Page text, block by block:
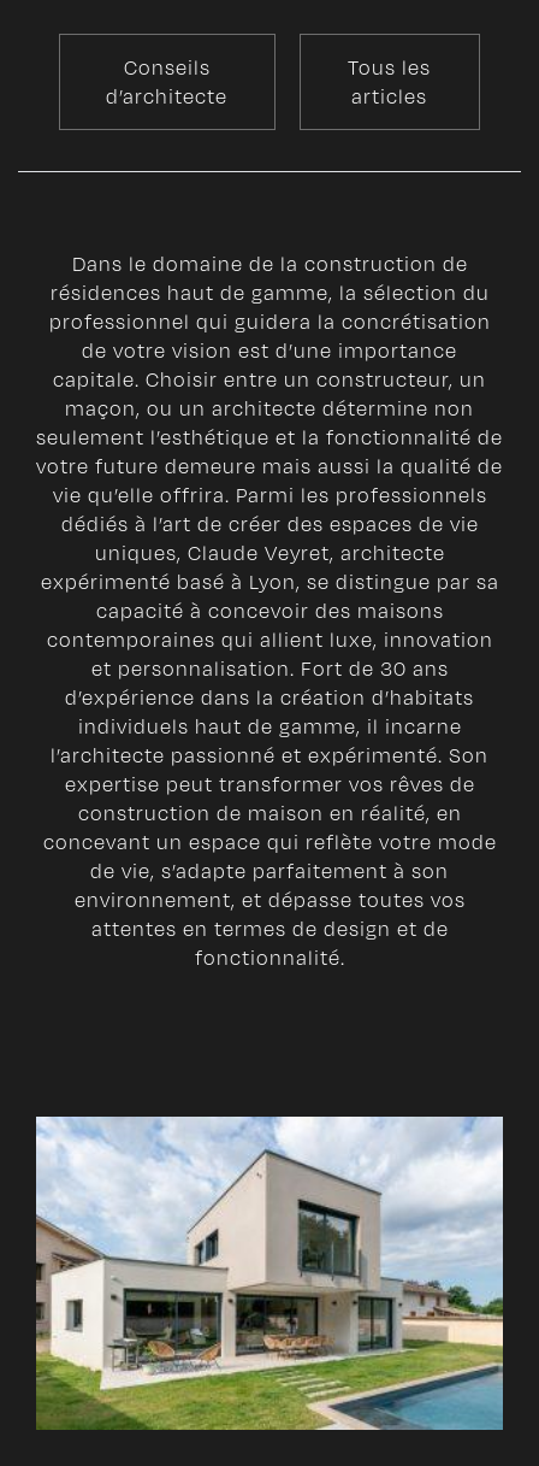
Conseils
d’architecte
Tous les
articles
Dans le domaine de la construction de
résidences haut de gamme, la sélection du
professionnel qui guidera la concrétisation
de votre vision est d’une importance
capitale. Choisir entre un constructeur, un
maçon, ou un architecte détermine non
seulement l’esthétique et la fonctionnalité de
votre future demeure mais aussi la qualité de
vie qu’elle offrira. Parmi les professionnels
dédiés à l’art de créer des espaces de vie
uniques, Claude Veyret, architecte
expérimenté basé à Lyon, se distingue par sa
capacité à concevoir des maisons
contemporaines qui allient luxe, innovation
et personnalisation. Fort de 30 ans
d’expérience dans la création d’habitats
individuels haut de gamme, il incarne
l’architecte passionné et expérimenté. Son
expertise peut transformer vos rêves de
construction de maison en réalité, en
concevant un espace qui reflète votre mode
de vie, s’adapte parfaitement à son
environnement, et dépasse toutes vos
attentes en termes de design et de
fonctionnalité.